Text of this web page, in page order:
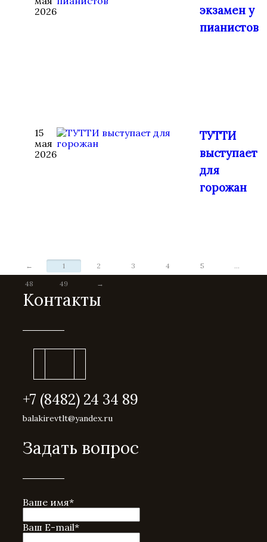
2026
экзамен у
пианистов
15
мая
2026
ТУТТИ
выступает
для
горожан
← 1 2 3 4 5
...
48
49 →
Контакты
+7 (8482) 24 34 89
balakirevtlt@yandex.ru
Задать вопрос
Ваше имя*
Ваш E-mail*